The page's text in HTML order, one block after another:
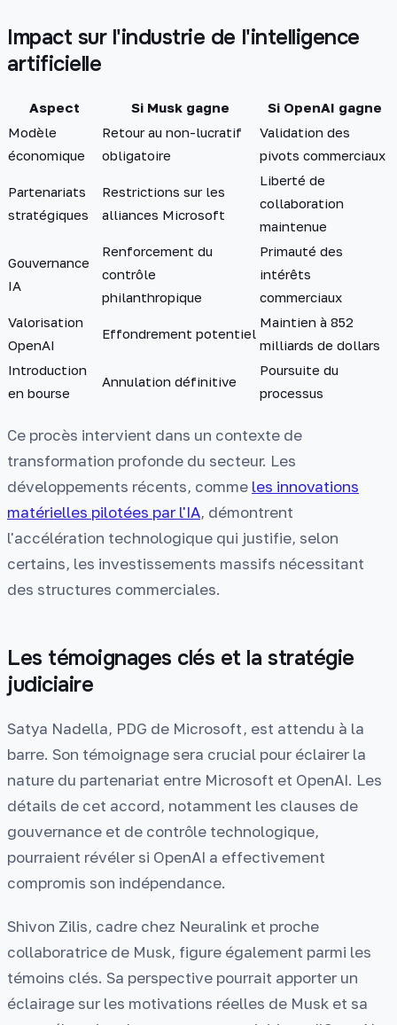
Impact sur l'industrie de l'intelligence
artificielle
Aspect Si Musk gagne
Si OpenAI gagne
Modèle
économique
Retour au non-lucratif
obligatoire
Validation des
pivots commerciaux
Partenariats
stratégiques
Restrictions sur les
alliances Microsoft
Liberté de
collaboration
maintenue
Gouvernance
IA
Renforcement du
contrôle
philanthropique
Primauté des
intérêts
commerciaux
Valorisation
OpenAI
Effondrement potentiel
Maintien à 852
milliards de dollars
Introduction
en bourse
Annulation définitive
Poursuite du
processus
Ce procès intervient dans un contexte de
transformation profonde du secteur. Les
développements récents, comme les innovations
matérielles pilotées par l'IA, démontrent
l'accélération technologique qui justifie, selon
certains, les investissements massifs nécessitant
des structures commerciales.
Les témoignages clés et la stratégie
judiciaire
Satya Nadella, PDG de Microsoft, est attendu à la
barre. Son témoignage sera crucial pour éclairer la
nature du partenariat entre Microsoft et OpenAI. Les
détails de cet accord, notamment les clauses de
gouvernance et de contrôle technologique,
pourraient révéler si OpenAI a effectivement
compromis son indépendance.
Shivon Zilis, cadre chez Neuralink et proche
collaboratrice de Musk, figure également parmi les
témoins clés. Sa perspective pourrait apporter un
éclairage sur les motivations réelles de Musk et sa